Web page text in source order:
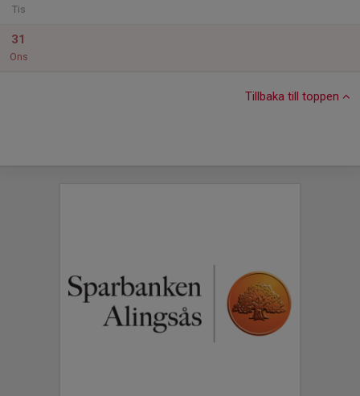
Tis
31
Ons
Tillbaka till toppen